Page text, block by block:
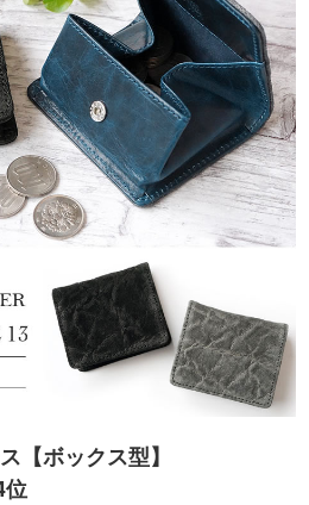
【ボックス型】
位